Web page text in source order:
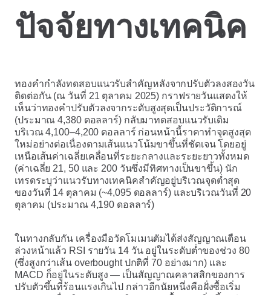
ปัจจัยทางเทคนิค
ทองคำกำลังทดสอบแนวรับสำคัญหลังจากปรับตัวลงสองวัน
ติดต่อกัน (ณ วันที่ 21 ตุลาคม 2025) กราฟรายวันแสดงให้
เห็นว่าทองคำปรับตัวลงจากระดับสูงสุดเป็นประวัติการณ์
(ประมาณ 4,380 ดอลลาร์) กลับมาทดสอบแนวรับเดิม
บริเวณ 4,100–4,200 ดอลลาร์ ก่อนหน้านี้ราคาทำจุดสูงสุด
ใหม่อย่างต่อเนื่องตามเส้นแนวโน้มขาขึ้นที่ชัดเจน โดยอยู่
เหนือเส้นค่าเฉลี่ยเคลื่อนที่ระยะกลางและระยะยาวทั้งหมด
(ค่าเฉลี่ย 21, 50 และ 200 วันซึ่งมีทิศทางเป็นขาขึ้น) นัก
เทรดระบุว่าแนวรับทางเทคนิคสำคัญอยู่บริเวณจุดต่ำสุด
ของวันที่ 14 ตุลาคม (~4,095 ดอลลาร์) และบริเวณวันที่ 20
ตุลาคม (ประมาณ 4,190 ดอลลาร์)
ในทางกลับกัน เครื่องมือวัดโมเมนตัมได้ส่งสัญญาณเตือน
ล่วงหน้าแล้ว RSI รายวัน 14 วัน อยู่ในระดับต่ำของช่วง 80
(ซึ่งสูงกว่าเส้น overbought ปกติที่ 70 อย่างมาก) และ
MACD ก็อยู่ในระดับสูง — เป็นสัญญาณคลาสสิกของการ
ปรับตัวขึ้นที่ร้อนแรงเกินไป กล่าวอีกนัยหนึ่งคือฝั่งซื้อเริ่ม